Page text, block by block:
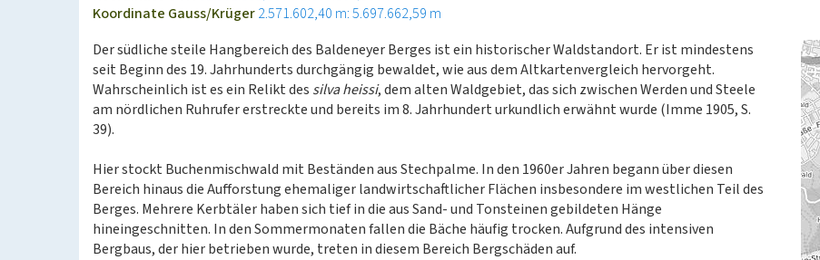
Koordinate Gauss/Krüger2.571.602,40 m: 5.697.662,59 m
Der südliche steile Hangbereich des Baldeneyer Berges ist ein historischer Waldstandort. Er ist mindestens
seit Beginn des 19. Jahrhunderts durchgängig bewaldet, wie aus dem Altkartenvergleich hervorgeht.
Wahrscheinlich ist es ein Relikt des silva heissi, dem alten Waldgebiet, das sich zwischen Werden und Steele
am nördlichen Ruhrufer erstreckte und bereits im 8. Jahrhundert urkundlich erwähnt wurde (Imme 1905, S.
39).
Hier stockt Buchenmischwald mit Beständen aus Stechpalme. In den 1960er Jahren begann über diesen
Bereich hinaus die Aufforstung ehemaliger landwirtschaftlicher Flächen insbesondere im westlichen Teil des
Berges. Mehrere Kerbtäler haben sich tief in die aus Sand- und Tonsteinen gebildeten Hänge
hineingeschnitten. In den Sommermonaten fallen die Bäche häufig trocken. Aufgrund des intensiven
Bergbaus, der hier betrieben wurde, treten in diesem Bereich Bergschäden auf.